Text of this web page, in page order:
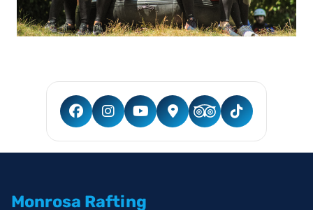
Monrosa Rafting